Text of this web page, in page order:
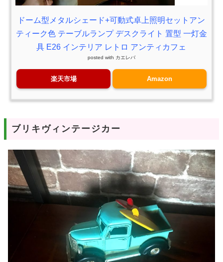
ドーム型メタルシェード+可動式卓上照明セットアン
ティーク色 テーブルランプ デスクライト 置型 一灯金
具 E26 インテリア レトロ アンティカフェ
posted with カエレバ
楽天市場 Amazon
ブリキヴィンテージカー